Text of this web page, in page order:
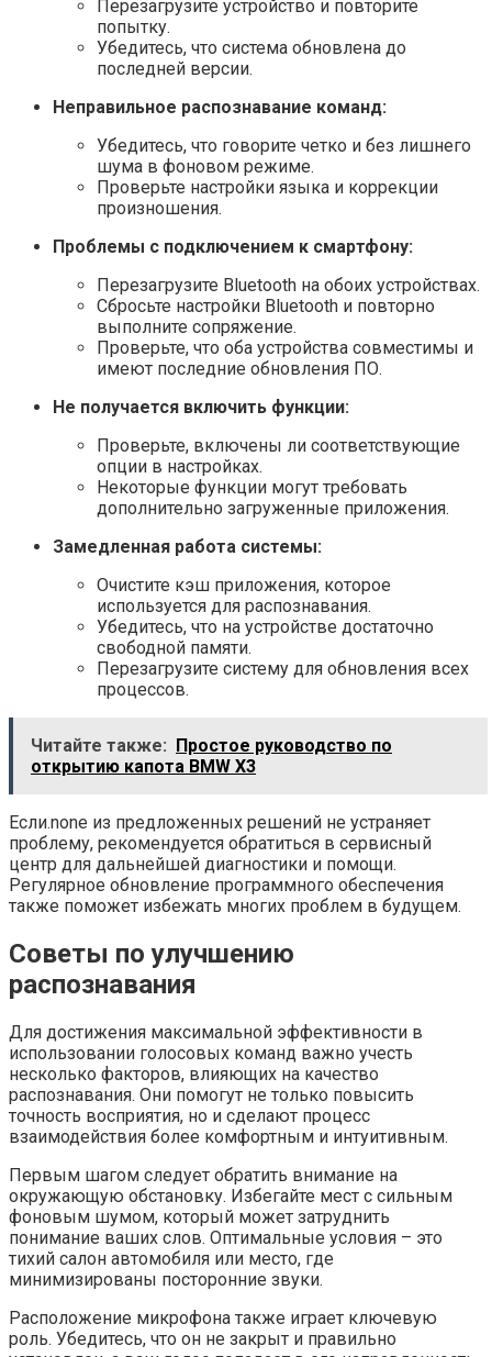
Перезагрузите устройство и повторите
попытку.
Убедитесь, что система обновлена до
последней версии.
Неправильное распознавание команд:
Убедитесь, что говорите четко и без лишнего
шума в фоновом режиме.
Проверьте настройки языка и коррекции
произношения.
Проблемы с подключением к смартфону:
Перезагрузите Bluetooth на обоих устройствах.
Сбросьте настройки Bluetooth и повторно
выполните сопряжение.
Проверьте, что оба устройства совместимы и
имеют последние обновления ПО.
Не получается включить функции:
Проверьте, включены ли соответствующие
опции в настройках.
Некоторые функции могут требовать
дополнительно загруженные приложения.
Замедленная работа системы:
Очистите кэш приложения, которое
используется для распознавания.
Убедитесь, что на устройстве достаточно
свободной памяти.
Перезагрузите систему для обновления всех
процессов.
Читайте также:
Простое руководство по
открытию капота BMW X3
Если.none из предложенных решений не устраняет
проблему, рекомендуется обратиться в сервисный
центр для дальнейшей диагностики и помощи.
Регулярное обновление программного обеспечения
также поможет избежать многих проблем в будущем.
Советы по улучшению
распознавания
Для достижения максимальной эффективности в
использовании голосовых команд важно учесть
несколько факторов, влияющих на качество
распознавания. Они помогут не только повысить
точность восприятия, но и сделают процесс
взаимодействия более комфортным и интуитивным.
Первым шагом следует обратить внимание на
окружающую обстановку. Избегайте мест с сильным
фоновым шумом, который может затруднить
понимание ваших слов. Оптимальные условия – это
тихий салон автомобиля или место, где
минимизированы посторонние звуки.
Расположение микрофона также играет ключевую
роль. Убедитесь, что он не закрыт и правильно